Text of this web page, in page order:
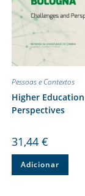
Pessoas e Contextos
Higher
Perspectives
31,44 €
Adicionar